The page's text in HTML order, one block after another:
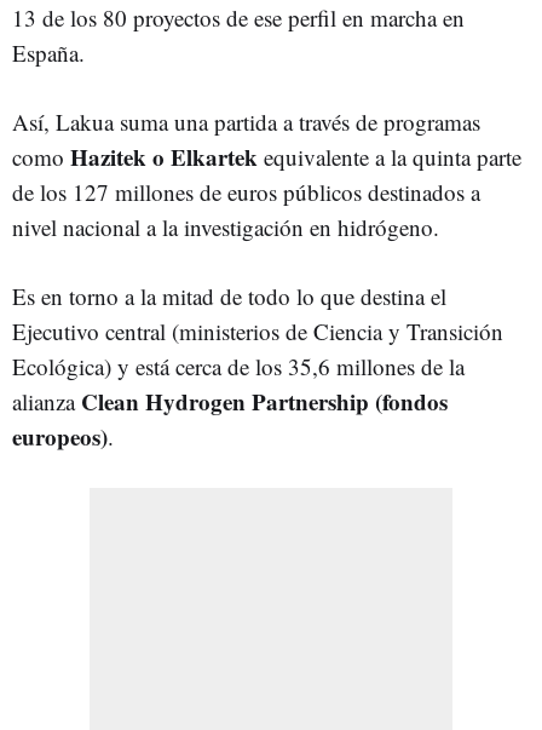
13 de los 80 proyectos de ese perfil en marcha en
España.
Así, Lakua suma una partida a través de programas
como Hazitek o Elkartek equivalente a la quinta parte
de los 127 millones de euros públicos destinados a
nivel nacional a la investigación en hidrógeno.
Es en torno a la mitad de todo lo que destina el
Ejecutivo central (ministerios de Ciencia y Transición
Ecológica) y está cerca de los 35,6 millones de la
alianza Clean Hydrogen Partnership (fondos
europeos).